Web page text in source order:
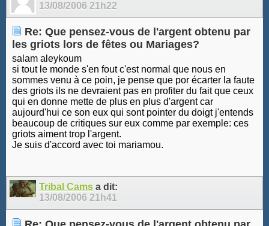
13/08/2006 21h22
Re: Que pensez-vous de l'argent obtenu par
les griots lors de fêtes ou Mariages?
salam aleykoum
si tout le monde s'en fout c'est normal que nous en
sommes venu à ce poin, je pense que por écarter la faute
des griots ils ne devraient pas en profiter du fait que ceux
qui en donne mette de plus en plus d'argent car
aujourd'hui ce son eux qui sont pointer du doigt j'entends
beaucoup de critiques sur eux comme par exemple: ces
griots aiment trop l'argent.
Je suis d'accord avec toi mariamou.
Tribal Cams a dit:
13/08/2006 21h41